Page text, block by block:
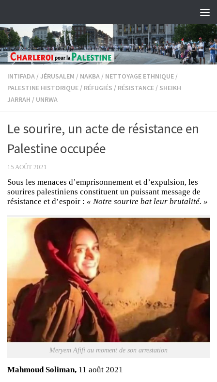
INTIFADA /JÉRUSALEM / NAKBA / NETTOYAGE ETHNIQUE /
PALESTINE HISTORIQUE / RÉFUGIÉS / RÉSISTANCE / SHEIKH
JARRAH / UNRWA
Le sourire, un acte de résistance en
Palestine occupée
15 AOÛT 2021
Sous les menaces d’emprisonnement et d’expulsion, les
sourires palestiniens constituent un puissant message de
résistance et d’espoir : « Notre sourire bat leur brutalité. »
Meryem Afifi au moment de son arrestation
Mahmoud Soliman, 11 août 2021